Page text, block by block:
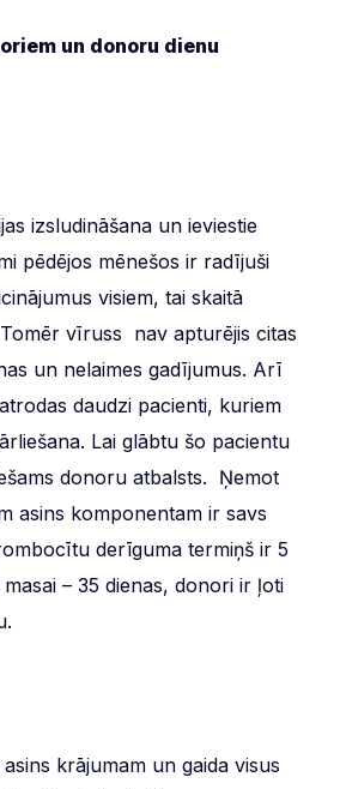
un donoru dienu
izsludināšana un ieviestie
pēdējos mēnešos ir radījuši
visiem, tai skaitā
vīruss nav apturējis citas
un nelaimes gadījumus. Arī
daudzi pacienti, kuriem
Lai glābtu šo pacientu
donoru atbalsts. Ņemot
asins komponentam ir savs
derīguma termiņš ir 5
– 35 dienas, donori ir ļoti
krājumam un gaida visus